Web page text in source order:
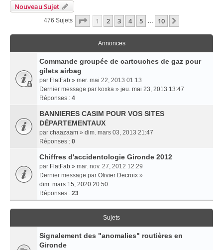
Nouveau Sujet
476 Sujets Page 1Sur
1 2 3 4 5 … 10
Annonces
Commande groupée de cartouches de gaz pour
gilets airbag
par FlatFab » mer. mai 22, 2013 01:13
Dernier message par koxka » jeu. mai 23, 2013 13:47
Réponses : 4
BANNIERES CASIM POUR VOS SITES
DÉPARTEMENTAUX
par chaazaam » dim. mars 03, 2013 21:47
Réponses : 0
Chiffres d'accidentologie Gironde 2012
par FlatFab » mar. nov. 27, 2012 12:29
Dernier message par Olivier Decroix »
dim. mars 15, 2020 20:50
Réponses : 23
Sujets
Signalement des "anomalies" routières en
Gironde